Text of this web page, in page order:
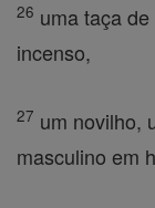
26 uma taça
incenso,
27 um novilho,
masculino em